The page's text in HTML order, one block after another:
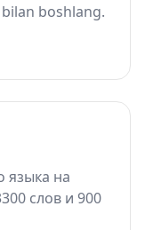
boshlang.
языка на
слов и 900